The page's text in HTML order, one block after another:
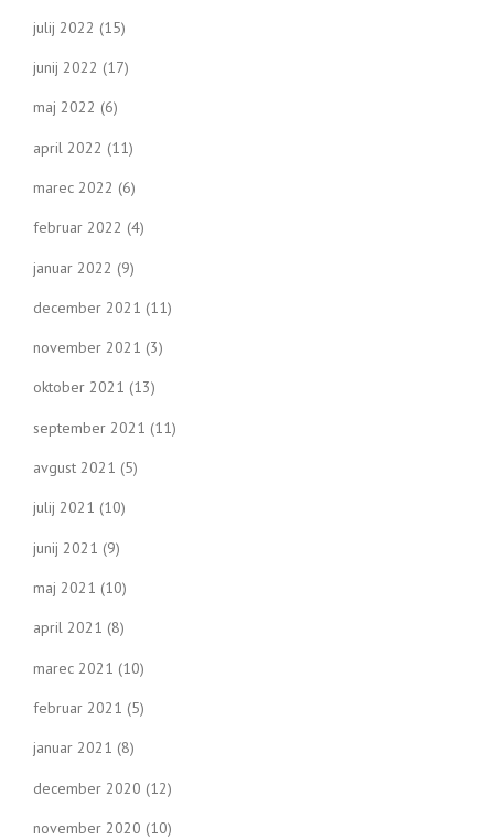
julij 2022 (15)
junij 2022 (17)
maj 2022 (6)
april 2022 (11)
marec 2022 (6)
februar 2022 (4)
januar 2022 (9)
december 2021 (11)
november 2021 (3)
oktober 2021 (13)
september 2021 (11)
avgust 2021 (5)
julij 2021 (10)
junij 2021 (9)
maj 2021 (10)
april 2021 (8)
marec 2021 (10)
februar 2021 (5)
januar 2021 (8)
december 2020 (12)
november 2020 (10)